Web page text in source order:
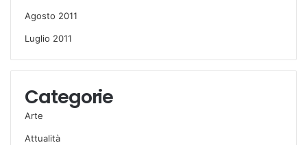
Agosto 2011
Luglio 2011
Categorie
Arte
Attualità